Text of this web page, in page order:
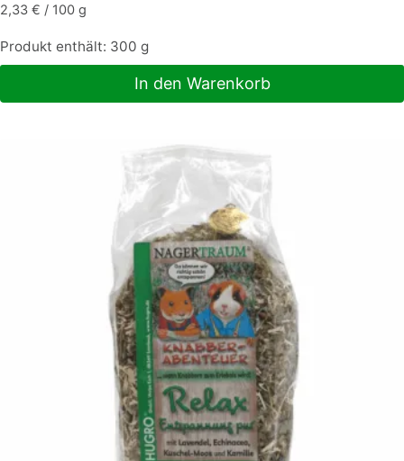
2,33 € / 100 g
Produkt enthält: 300 g
In den Warenkorb